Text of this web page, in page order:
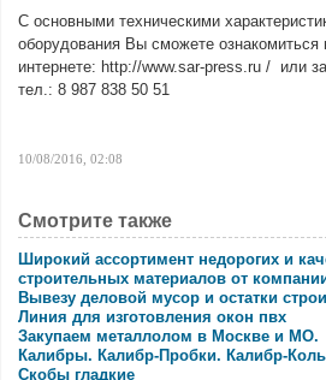
С основными техническими
оборудования Вы сможете ознакомиться
интернете: http://www.sar-press.ru / или
тел.: 8 987 838 50 51
10/08/2016, 02:08
Смотрите также
Широкий ассортимент недорогих и
строительных материалов от
Вывезу деловой мусор и остатки
Линия для изготовления окон пвх
Закупаем металлолом в Москве и МО.
Калибры. Калибр-Пробки. Калибр-
Скобы гладкие